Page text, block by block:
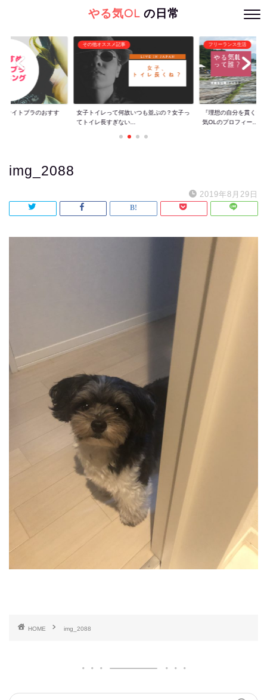
やる気OLの日常
ナイトブラのおすす
その他オススメ記事
女子トイレって何故いつも並ぶの？女子っ
てトイレ長すぎない...
フリーランス生活
『理想の自分を貫くた
気OLのプロフィー...
img_2088
2019年8月29日
HOME img_2088